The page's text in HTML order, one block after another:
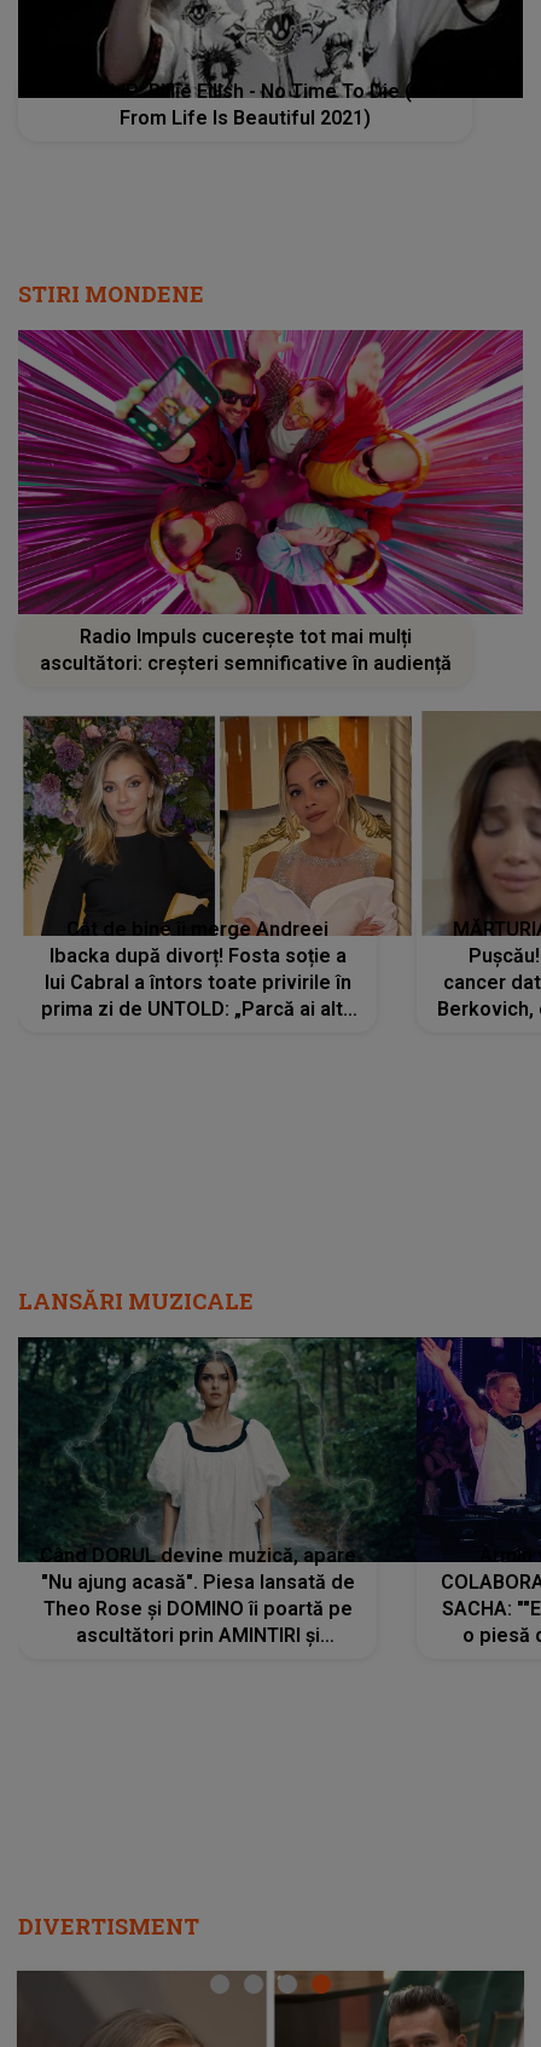
VIDEOCLIP: Billie Eilish - No Time To Die (Live
From Life Is Beautiful 2021)
STIRI MONDENE
Radio Impuls cucerește tot mai mulți
ascultători: creșteri semnificative în audiență
Cât de bine îi merge Andreei
Ibacka după divorț! Fosta soție a
lui Cabral a întors toate privirile în
prima zi de UNTOLD: „Parcă ai altă
cancer
LANSĂRI MUZICALE
Când DORUL devine muzică, apare
"Nu ajung acasă". Piesa lansată de
Theo Rose și DOMINO îi poartă pe
ascultători prin AMINTIRI și
SACHA:
o piesă
DIVERTISMENT